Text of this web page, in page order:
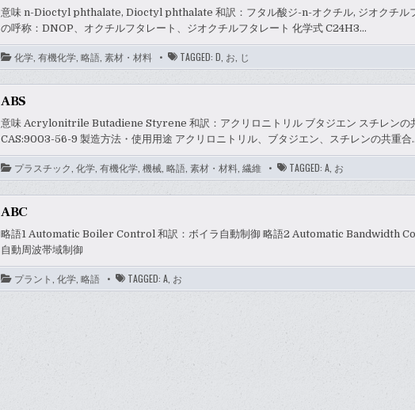
意味 n-Dioctyl phthalate, Dioctyl phthalate 和訳：フタル酸ジ-n-オクチル, ジオクチル
の呼称：DNOP、オクチルフタレート、ジオクチルフタレート 化学式 C24H3…
化学, 有機化学, 略語, 素材・材料 TAGGED: D お じ
ABS
意味 Acrylonitrile Butadiene Styrene 和訳：アクリロニトリル ブタジエン スチレンの
CAS:9003-56-9 製造方法・使用用途 アクリロニトリル、ブタジエン、スチレンの共重合
プラスチック 化学, 有機化学, 機械 略語, 素材・材料, 繊維 TAGGED: A, お
ABC
略語1 Automatic Boiler Control 和訳：ボイラ自動制御 略語2 Automatic Bandwidth
自動周波帯域制御
プラント 化学, 略語 TAGGED: A, お